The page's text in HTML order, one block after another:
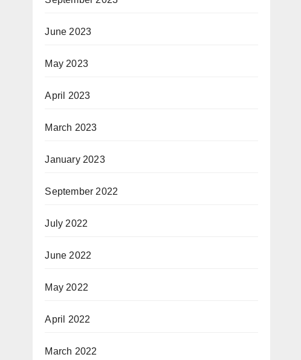
June 2023
May 2023
April 2023
March 2023
January 2023
September 2022
July 2022
June 2022
May 2022
April 2022
March 2022